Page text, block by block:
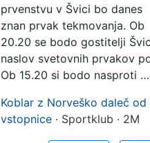
prvenstvu v Švici bo danes
znan prvak tekmovanja. Ob
20.20 se bodo gostitelji
naslov svetovnih prvakov
Ob 15.20 si bodo nasproti …
Koblar z Norveško daleč od
vstopnice · Sportklub · 2M